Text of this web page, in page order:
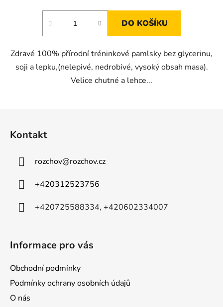
DO KOŠÍKU
Zdravé 100% přírodní tréninkové pamlsky bez glycerinu,
soji a lepku,(nelepivé, nedrobivé, vysoký obsah masa).
Velice chutné a lehce...
Kontakt
rozchov@rozchov.cz
+420312523756
+420725588334, +420602334007
Informace pro vás
Obchodní podmínky
Podmínky ochrany osobních údajů
O nás